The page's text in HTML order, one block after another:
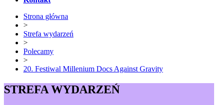
Strona główna
>
Strefa wydarzeń
>
Polecamy
>
20. Festiwal Millenium Docs Against Gravity
STREFA WYDARZEŃ